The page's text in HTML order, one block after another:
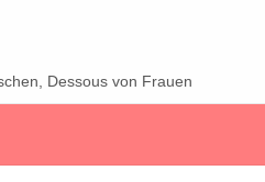
Dessous von Frauen